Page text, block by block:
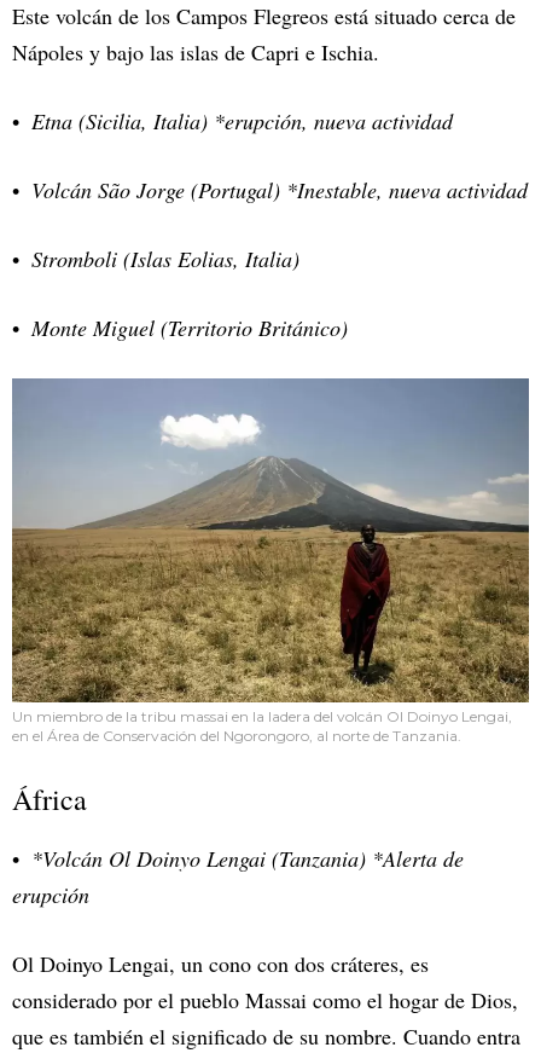
Este volcán de los Campos Flegreos está situado cerca de
Nápoles y bajo las islas de Capri e Ischia.
Etna (Sicilia, Italia) *erupción, nueva actividad
Volcán São Jorge (Portugal) *Inestable, nueva actividad
Stromboli (Islas Eolias, Italia)
Monte Miguel (Territorio Británico)
Un miembro de la tribu massai en la ladera del volcán Ol Doinyo Lengai,
en el Área de Conservación del Ngorongoro, al norte de Tanzania.
África
*Volcán Ol Doinyo Lengai (Tanzania) *Alerta de
erupción
Ol Doinyo Lengai, un cono con dos cráteres, es
considerado por el pueblo Massai como el hogar de Dios,
que es también el significado de su nombre. Cuando entra